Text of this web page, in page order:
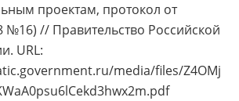
проектам, протокол от
№16) // Правительство Российской
URL:
media/files/Z4OMj